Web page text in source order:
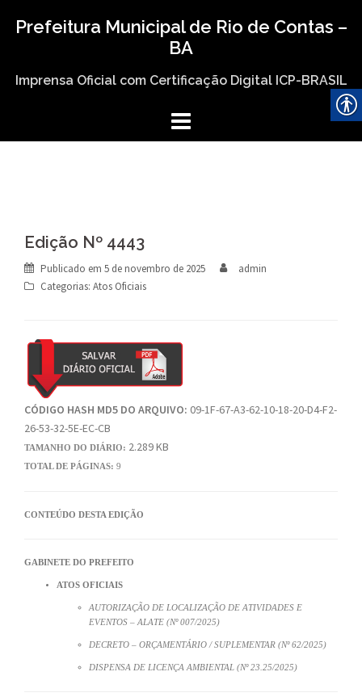
Prefeitura Municipal de Rio de Contas –
BA
Imprensa Oficial com Certificação Digital ICP-BRASIL
Edição Nº 4443
Publicado em 5 de novembro de 2025
admin
Categorias: Atos Oficiais
CÓDIGO HASH MD5 DO ARQUIVO: 09-1F-67-A3-62-10-18-20-D4-F2-
26-53-32-5E-EC-CB
TAMANHO DO DIÁRIO: 2.289 KB
TOTAL DE PÁGINAS: 9
CONTEÚDO DESTA EDIÇÃO
GABINETE DO PREFEITO
ATOS OFICIAIS
AUTORIZAÇÃO DE LOCALIZAÇÃO DE ATIVIDADES E
EVENTOS – ALATE (Nº 007/2025)
DECRETO – ORÇAMENTÁRIO / SUPLEMENTAR (Nº 62/2025)
DISPENSA DE LICENÇA AMBIENTAL (Nº 23.25/2025)